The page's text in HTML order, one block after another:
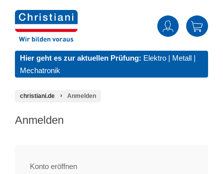
Hier geht es zur aktuellen Prüfung: Elektro | Metall |
Mechatronik
christiani.de Anmelden
Anmelden
Konto eröffnen